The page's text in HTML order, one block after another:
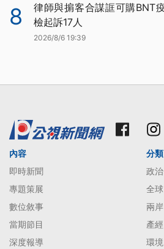
8
律師與掮客合謀誆可購BNT
檢起訴17人
2026/8/6 19:39
內容
即時新聞
專題策展
數位敘事
當期節目
深度報導
分類
政治
全球
兩岸
產經
環境